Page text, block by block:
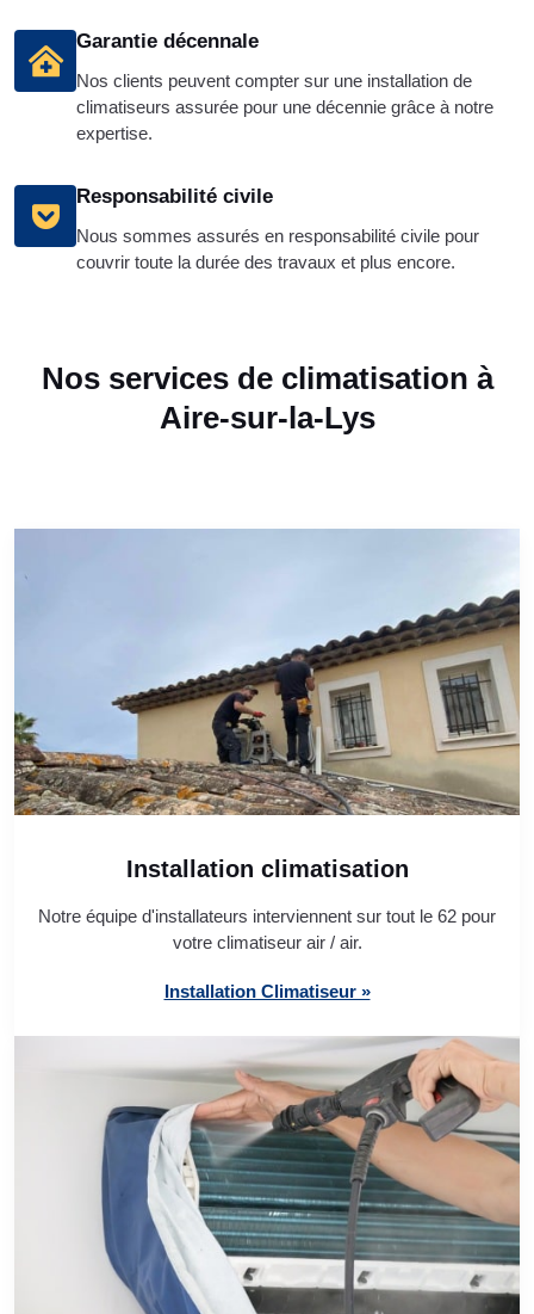
Garantie décennale
Nos clients peuvent compter sur une installation de
climatiseurs assurée pour une décennie grâce à notre
expertise.
Responsabilité civile
Nous sommes assurés en responsabilité civile pour
couvrir toute la durée des travaux et plus encore.
Nos services de climatisation à
Aire-sur-la-Lys
Installation climatisation
Notre équipe d'installateurs interviennent sur tout le 62 pour
votre climatiseur air / air.
Installation Climatiseur »